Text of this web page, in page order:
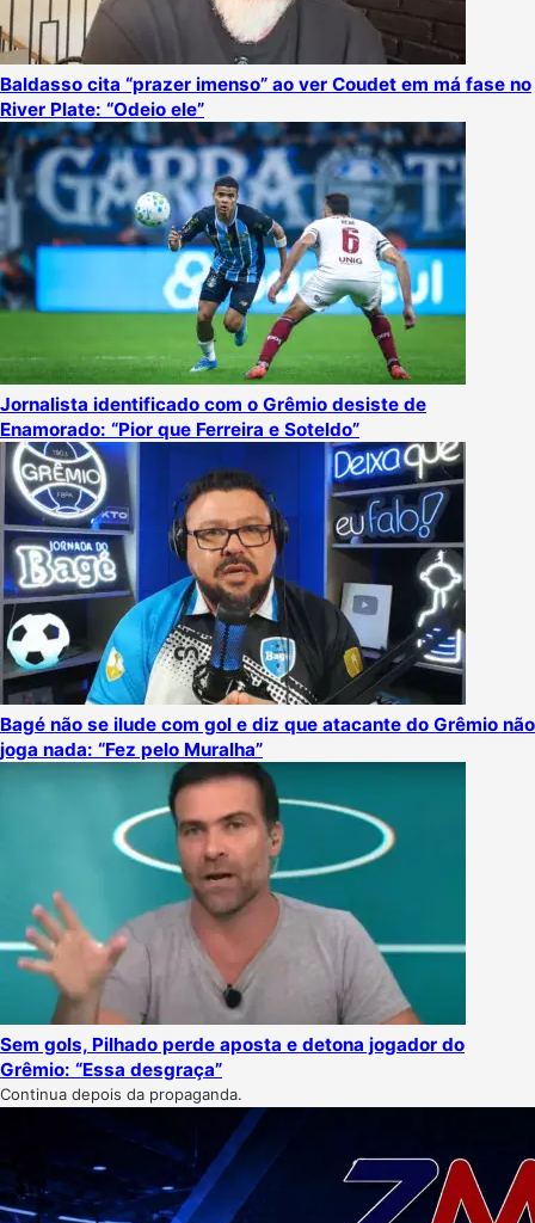
Baldasso cita “prazer imenso” ao ver Coudet em má fase no
River Plate: “Odeio ele”
Jornalista identificado com o Grêmio desiste de
Enamorado: “Pior que Ferreira e Soteldo”
Bagé não se ilude com gol e diz que atacante do Grêmio não
joga nada: “Fez pelo Muralha”
Sem gols, Pilhado perde aposta e detona jogador do
Grêmio: “Essa desgraça”
Continua depois da propaganda.